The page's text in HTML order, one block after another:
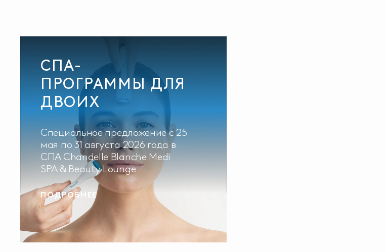
СПА-
ПРОГРАММЫ ДЛЯ
ДВОИХ
Специальное предложение с 25
мая по 31 августа 2026 года в
СПА Chandelle Blanche Medi
SPA & Beauty Lounge
ПОДРОБНЕЕ